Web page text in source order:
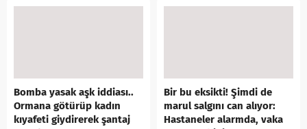
Bomba yasak aşk iddiası..
Ormana götürüp kadın
kıyafeti giydirerek şantaj
Bir bu eksikti! Şimdi de
marul salgını can alıyor:
Hastaneler alarmda, vaka